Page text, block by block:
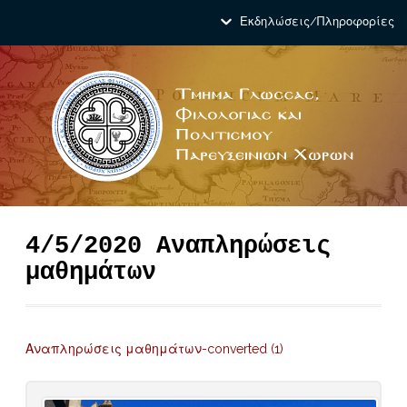
Εκδηλώσεις/Πληροφορίες
4/5/2020 Αναπληρώσεις
μαθημάτων
Αναπληρώσεις μαθημάτων-converted (1)